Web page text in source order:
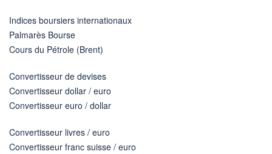
Indices boursiers internationaux
Palmarès Bourse
Cours du Pétrole (Brent)
Convertisseur de devises
Convertisseur dollar / euro
Convertisseur euro / dollar
Convertisseur livres / euro
Convertisseur franc suisse / euro